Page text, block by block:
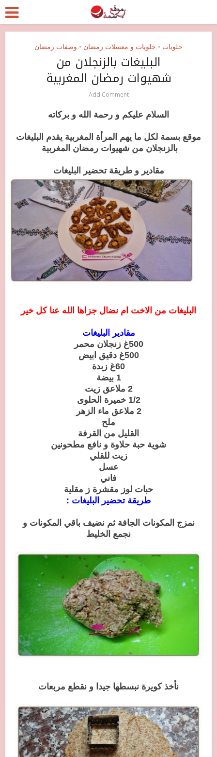
حلويات • حلويات و معسلات رمضان • وصفات رمضان
البليغات بالزنجلان من
شهيوات رمضان المغربية
Add Comment
السلام عليكم و رحمة الله و بركاته
موقع بسمة لكل ما يهم المرأة المغربية يقدم البليغات
بالزنجلان من شهيوات رمضان المغربية
مقادير و طريقة تحضير البليغات
البليغات من الاخت ام نضال جزاها الله عنا كل خير
مقادير البليغات
500غ زنجلان محمر
500غ دقيق ابيض
60غ زبدة
1 بيضة
2 ملاعق زيت
1/2 خميرة الحلوى
2 ملاعق ماء الزهر
ملح
القليل من القرفة
شوية حبة حلاوة و نافع مطحونين
زيت للقلي
عسل
فاني
حبات لوز مقشرة ز مقلية
طريقة تحضير البليغات :
نمزج المكونات الجافة ثم نضيف باقي المكونات و
نجمع الخليط
نأخذ كويرة نبسطها جيدا و نقطع مربعات